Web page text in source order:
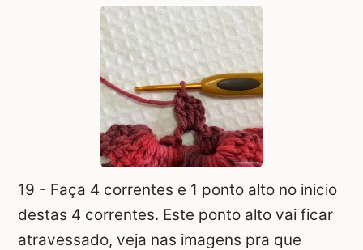
19 - Faça 4 correntes e 1 ponto alto no inicio
destas 4 correntes. Este ponto alto vai ficar
atravessado, veja nas imagens pra que